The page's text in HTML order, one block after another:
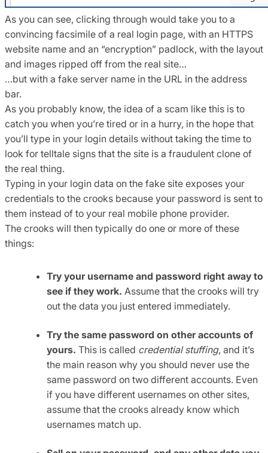
As you can see, clicking through would take you to a
convincing facsimile of a real login page, with an HTTPS
website name and an “encryption” padlock, with the layout
and images ripped off from the real site…
…but with a fake server name in the URL in the address
bar.
As you probably know, the idea of a scam like this is to
catch you when you’re tired or in a hurry, in the hope that
you’ll type in your login details without taking the time to
look for telltale signs that the site is a fraudulent clone of
the real thing.
Typing in your login data on the fake site exposes your
credentials to the crooks because your password is sent to
them instead of to your real mobile phone provider.
The crooks will then typically do one or more of these
things:
Try your username and password right away to
see if they work. Assume that the crooks will try
out the data you just entered immediately.
Try the same password on other accounts of
yours. This is called credential stuffing, and it’s
the main reason why you should never use the
same password on two different accounts. Even
if you have different usernames on other sites,
assume that the crooks already know which
usernames match up.